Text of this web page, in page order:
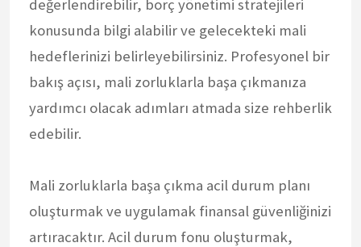
değerlendirebilir, borç yönetimi stratejileri
konusunda bilgi alabilir ve gelecekteki mali
hedeflerinizi belirleyebilirsiniz. Profesyonel bir
bakış açısı, mali zorluklarla başa çıkmanıza
yardımcı olacak adımları atmada size rehberlik
edebilir.
Mali zorluklarla başa çıkma acil durum planı
oluşturmak ve uygulamak finansal güvenliğinizi
artıracaktır. Acil durum fonu oluşturmak,